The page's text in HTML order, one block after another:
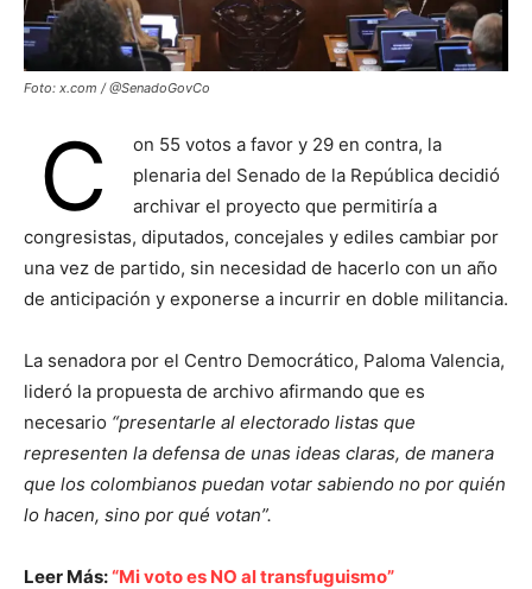
Foto: x.com / @SenadoGovCo
C
on 55 votos a favor y 29 en contra, la
plenaria del Senado de la República decidió
archivar el proyecto que permitiría a
congresistas, diputados, concejales y ediles cambiar por
una vez de partido, sin necesidad de hacerlo con un año
de anticipación y exponerse a incurrir en doble militancia.
La senadora por el Centro Democrático, Paloma Valencia,
lideró la propuesta de archivo afirmando que es
necesario “presentarle al electorado listas que
representen la defensa de unas ideas claras, de manera
que los colombianos puedan votar sabiendo no por quién
lo hacen, sino por qué votan”.
Leer Más:“Mi voto es NO al transfuguismo”